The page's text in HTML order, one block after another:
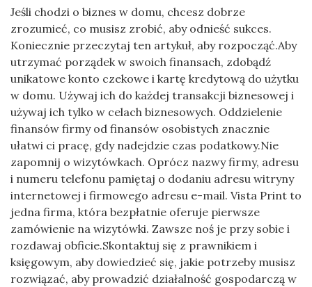
Jeśli chodzi o biznes w domu, chcesz dobrze
zrozumieć, co musisz zrobić, aby odnieść sukces.
Koniecznie przeczytaj ten artykuł, aby rozpocząć.Aby
utrzymać porządek w swoich finansach, zdobądź
unikatowe konto czekowe i kartę kredytową do użytku
w domu. Używaj ich do każdej transakcji biznesowej i
używaj ich tylko w celach biznesowych. Oddzielenie
finansów firmy od finansów osobistych znacznie
ułatwi ci pracę, gdy nadejdzie czas podatkowy.Nie
zapomnij o wizytówkach. Oprócz nazwy firmy, adresu
i numeru telefonu pamiętaj o dodaniu adresu witryny
internetowej i firmowego adresu e-mail. Vista Print to
jedna firma, która bezpłatnie oferuje pierwsze
zamówienie na wizytówki. Zawsze noś je przy sobie i
rozdawaj obficie.Skontaktuj się z prawnikiem i
księgowym, aby dowiedzieć się, jakie potrzeby musisz
rozwiązać, aby prowadzić działalność gospodarczą w